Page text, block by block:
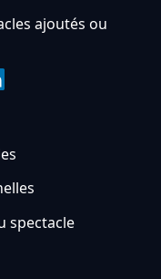
ajoutés ou
spectacle